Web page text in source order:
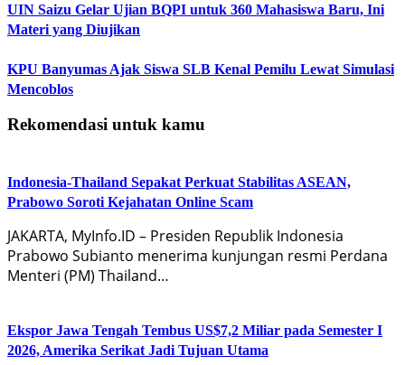
UIN Saizu Gelar Ujian BQPI untuk 360 Mahasiswa Baru, Ini
Materi yang Diujikan
KPU Banyumas Ajak Siswa SLB Kenal Pemilu Lewat Simulasi
Mencoblos
Rekomendasi untuk kamu
Indonesia-Thailand Sepakat Perkuat Stabilitas ASEAN,
Prabowo Soroti Kejahatan Online Scam
JAKARTA, MyInfo.ID – Presiden Republik Indonesia
Prabowo Subianto menerima kunjungan resmi Perdana
Menteri (PM) Thailand…
Ekspor Jawa Tengah Tembus US$7,2 Miliar pada Semester I
2026, Amerika Serikat Jadi Tujuan Utama